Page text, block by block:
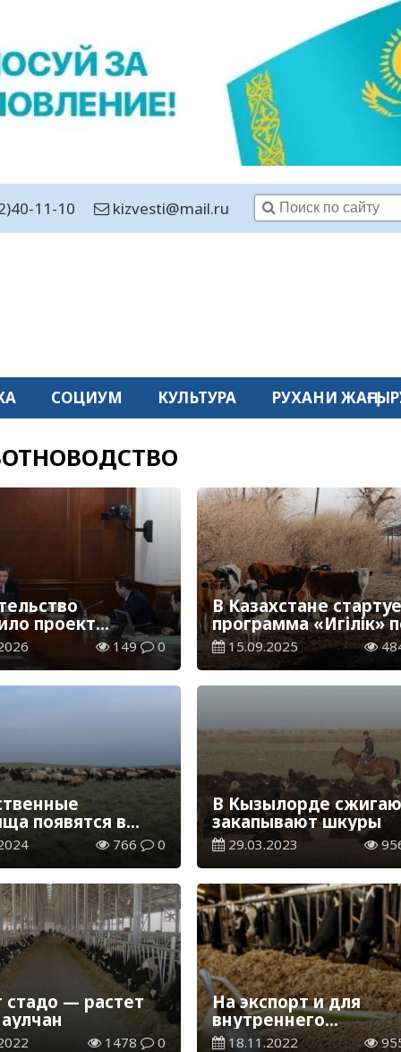
11-10 kizvesti@mail.ru
СОЦИУМ КУЛЬТУРА РУХАНИ
проект
плана
на
149 0
В Казахстане
программа «Игілік»
развитию
животноводства
15.09.2025
появятся в
766 0
В Кызылорде
закапывают шкуры
29.03.2023
стадо — растет
1478 0
На экспорт и для
внутреннего
потребления
18.11.2022